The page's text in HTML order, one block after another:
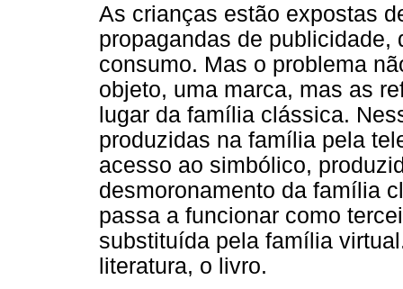
As crianças estão expostas
propagandas de
consumo. Mas o problema
objeto, uma marca, mas as
lugar da família clássica.
produzidas na família pela
acesso ao simbólico,
desmoronamento da família
passa a funcionar como
substituída pela família
literatura, o livro.